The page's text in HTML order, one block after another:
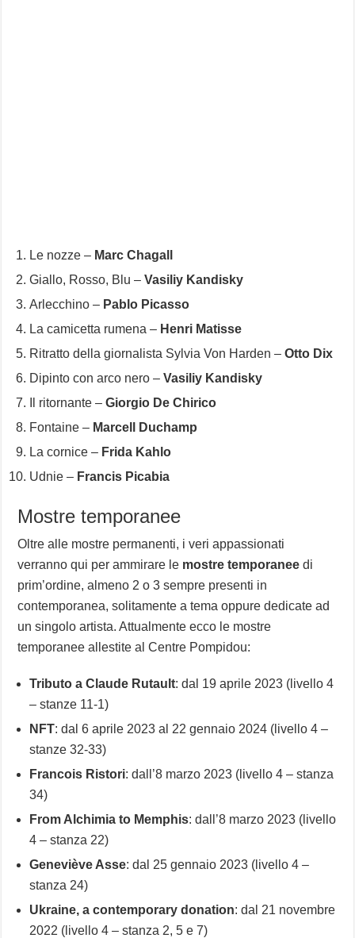
Le nozze – Marc Chagall
Giallo, Rosso, Blu –Vasiliy Kandisky
Arlecchino – Pablo Picasso
La camicetta rumena – Henri Matisse
Ritratto della giornalista Sylvia Von Harden –Otto Dix
Dipinto con arco nero –Vasiliy Kandisky
Il ritornante –Giorgio De Chirico
Fontaine – Marcell Duchamp
La cornice – Frida Kahlo
Udnie – Francis Picabia
Mostre temporanee
Oltre alle mostre permanenti, i veri appassionati
verranno qui per ammirare le mostre temporanee di
prim’ordine, almeno 2 o 3 sempre presenti in
contemporanea, solitamente a tema oppure dedicate ad
un singolo artista. Attualmente ecco le mostre
temporanee allestite al Centre Pompidou:
Tributo a Claude Rutault: dal 19 aprile 2023 (livello 4
– stanze 11-1)
NFT: dal 6 aprile 2023 al 22 gennaio 2024 (livello 4 –
stanze 32-33)
Francois Ristori: dall’8 marzo 2023 (livello 4 – stanza
34)
From Alchimia to Memphis: dall’8 marzo 2023 (livello
4 – stanza 22)
Geneviève Asse: dal 25 gennaio 2023 (livello 4 –
stanza 24)
Ukraine, a contemporary donation: dal 21 novembre
2022 (livello 4 – stanza 2, 5 e 7)